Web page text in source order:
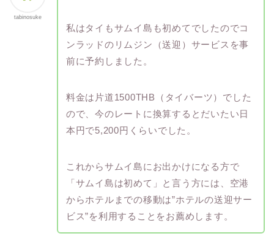
tabinosuke
私はタイもサムイ島も初めてでしたのでコ
ンラッドのリムジン（送迎）サービスを事
前に予約しました。
料金は片道1500THB（タイバーツ）でした
ので、今のレートに換算するとだいたい日
本円で5,200円くらいでした。
これからサムイ島にお出かけになる方で
「サムイ島は初めて」と言う方には、空港
からホテルまでの移動は”ホテルの送迎サー
ビス”を利用することをお薦めします。